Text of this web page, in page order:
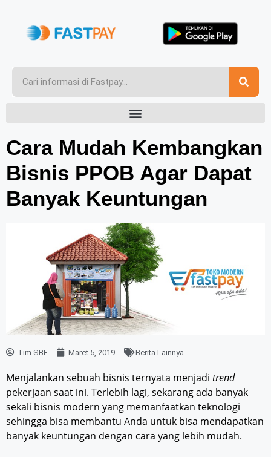
Cara Mudah Kembangkan
Bisnis PPOB Agar Dapat
Banyak Keuntungan
Tim SBF Maret 5, 2019 Berita Lainnya
Menjalankan sebuah bisnis ternyata menjadi trend
pekerjaan saat ini. Terlebih lagi, sekarang ada banyak
sekali bisnis modern yang memanfaatkan teknologi
sehingga bisa membantu Anda untuk bisa mendapatkan
banyak keuntungan dengan cara yang lebih mudah.